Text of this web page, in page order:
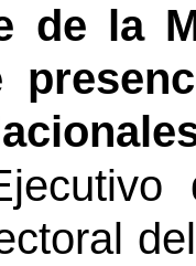
de la